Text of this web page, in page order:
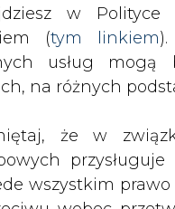
w Polityce
(tym linkiem
usług mogą
na różnych
że w
wszystkim
pomiędzy
Umowa
i średniego